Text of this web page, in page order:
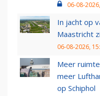
06-08-
In jacht op
Maastricht
06-08-2026,
Meer
meer
op Schiphol